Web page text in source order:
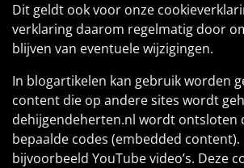
Dit geldt ook voor onze
verklaring daarom regelmatig door
blijven van eventuele wijzigingen.
In blogartikelen kan gebruik worden
content die op andere sites wordt
dehijgendeherten.nl wordt ontsloten
bepaalde codes (embedded
bijvoorbeeld YouTube video’s. Deze